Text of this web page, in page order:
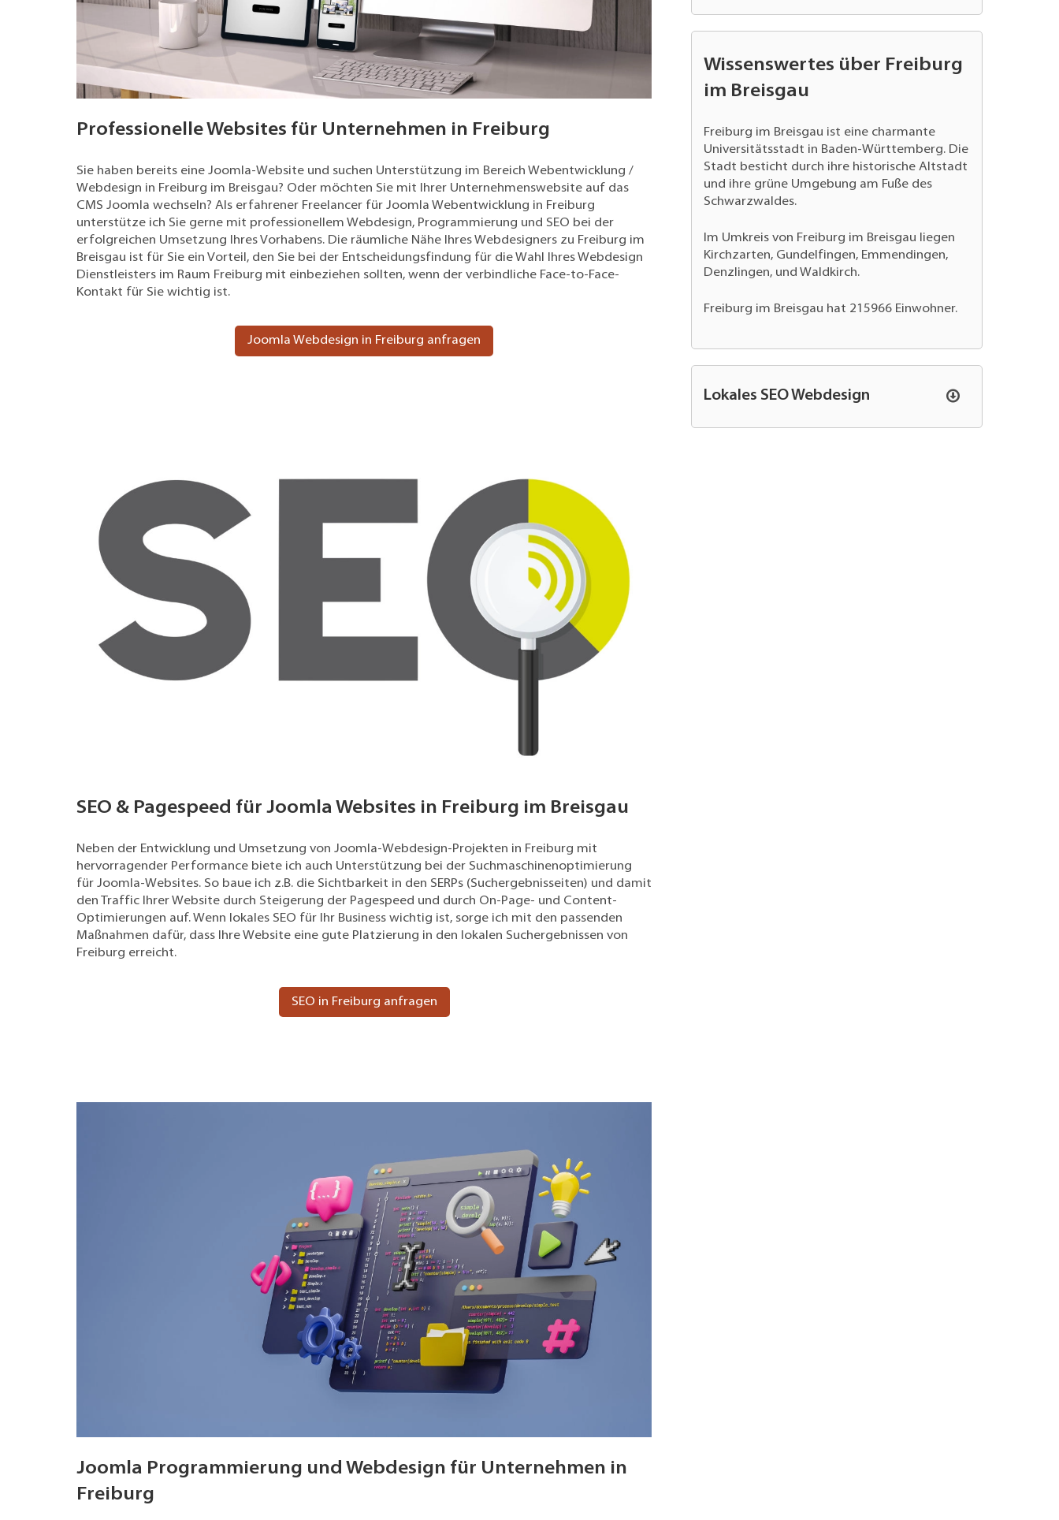
Professionelle Websites für Unternehmen in Freiburg
Sie haben bereits eine Joomla-Website und suchen Unterstützung im Bereich Webentwicklung /
Webdesign in Freiburg im Breisgau? Oder möchten Sie mit Ihrer Unternehmenswebsite auf das
CMS Joomla wechseln? Als erfahrener Freelancer für Joomla Webentwicklung in Freiburg
unterstütze ich Sie gerne mit professionellem Webdesign, Programmierung und SEO bei der
erfolgreichen Umsetzung Ihres Vorhabens. Die räumliche Nähe IhresWebdesigners zu Freiburg im
Breisgau ist für Sie ein Vorteil, den Sie bei der Entscheidungsfindung für die Wahl Ihres Webdesign
Dienstleisters im Raum Freiburg mit einbeziehen sollten, wenn der verbindliche Face-to-Face-
Kontakt für Sie wichtig ist.
Joomla Webdesign in Freiburg anfragen
SEO & Pagespeed für Joomla Websites in Freiburg im Breisgau
Neben der Entwicklung und Umsetzung von Joomla-Webdesign-Projekten in Freiburg mit
hervorragender Performance biete ich auch Unterstützung bei der Suchmaschinenoptimierung
für Joomla-Websites. So baue ich z.B. die Sichtbarkeit in den SERPs (Suchergebnisseiten) und damit
den Traffic Ihrer Website durch Steigerung der Pagespeed und durch On-Page- und Content-
Optimierungen auf. Wenn lokales SEO für Ihr Business wichtig ist, sorge ich mit den passenden
Maßnahmen dafür, dass Ihre Website eine gute Platzierung in den lokalen Suchergebnissen von
Freiburg erreicht.
SEO in Freiburg anfragen
Joomla Programmierung und Webdesign für Unternehmen in
Freiburg
Wissenswertes über Freiburg
im Breisgau
Freiburg im Breisgau ist eine charmante
Universitätsstadt in Baden-Württemberg. Die
Stadt besticht durch ihre historische Altstadt
und ihre grüne Umgebung am Fuße des
Schwarzwaldes.
Im Umkreis von Freiburg im Breisgau liegen
Kirchzarten, Gundelfingen, Emmendingen,
Denzlingen, und Waldkirch.
Freiburg im Breisgau hat 215966 Einwohner.
Lokales SEO Webdesign